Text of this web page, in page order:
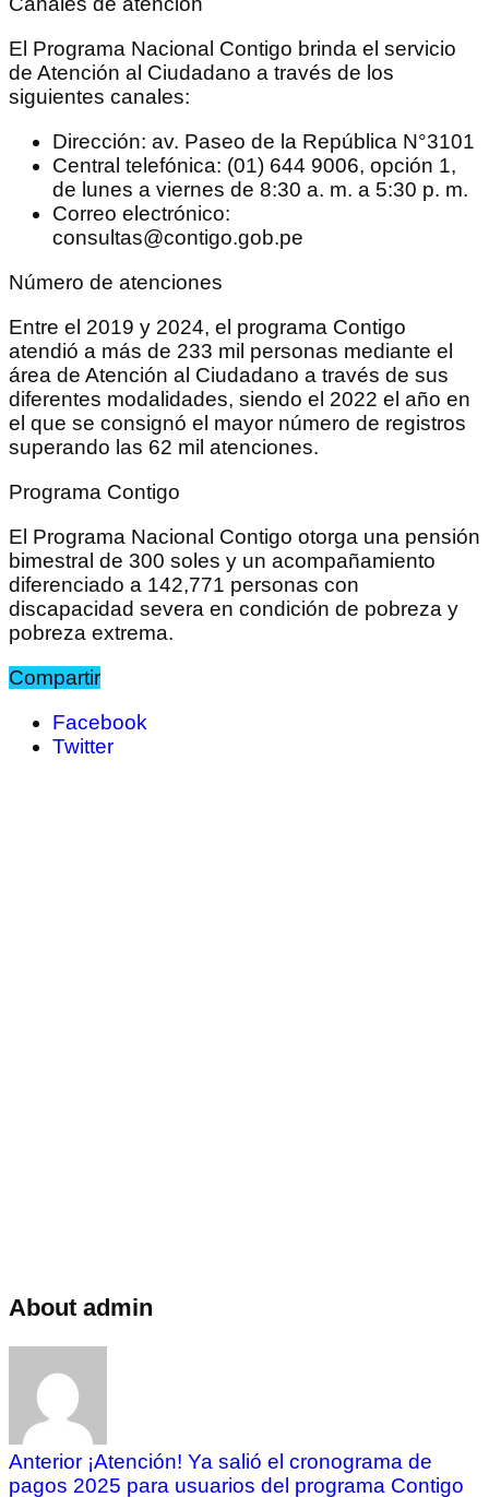
El Programa Nacional Contigo brinda el servicio
de Atención al Ciudadano a través de los
siguientes canales:
Dirección: av. Paseo de la República N°3101
Central telefónica: (01) 644 9006, opción 1,
de lunes a viernes de 8:30 a. m. a 5:30 p. m.
Correo electrónico:
consultas@contigo.gob.pe
Número de atenciones
Entre el 2019 y 2024, el programa Contigo
atendió a más de 233 mil personas mediante el
área de Atención al Ciudadano a través de sus
diferentes modalidades, siendo el 2022 el año en
el que se consignó el mayor número de registros
superando las 62 mil atenciones.
Programa Contigo
El Programa Nacional Contigo otorga una pensión
bimestral de 300 soles y un acompañamiento
diferenciado a 142,771 personas con
discapacidad severa en condición de pobreza y
pobreza extrema.
Compartir
Facebook
Twitter
About admin
Anterior ¡Atención! Ya salió el cronograma de
pagos 2025 para usuarios del programa Contigo